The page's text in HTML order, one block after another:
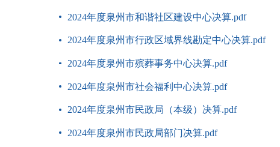
2024年度泉州市和谐社区建设中心决算.pdf
2024年度泉州市行政区域界线勘定中心决算.pdf
2024年度泉州市殡葬事务中心决算.pdf
2024年度泉州市社会福利中心决算.pdf
2024年度泉州市民政局（本级）决算.pdf
2024年度泉州市民政局部门决算.pdf